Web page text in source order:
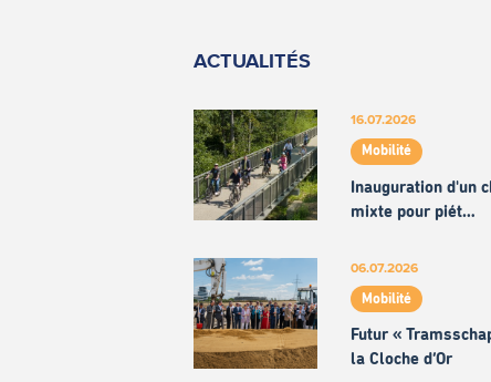
ACTUALITÉS
16.07.2026
Mobilité
Inauguration d'un
mixte pour piét…
06.07.2026
Mobilité
Futur «
la Cloche d’Or